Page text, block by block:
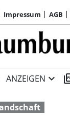
Impressum AGB
ANZEIGEN expand_more